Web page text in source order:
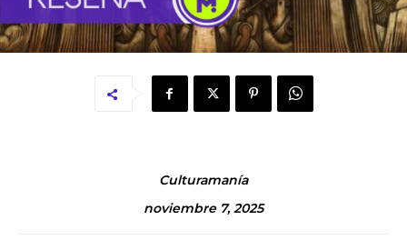
Culturamanía
noviembre 7, 2025